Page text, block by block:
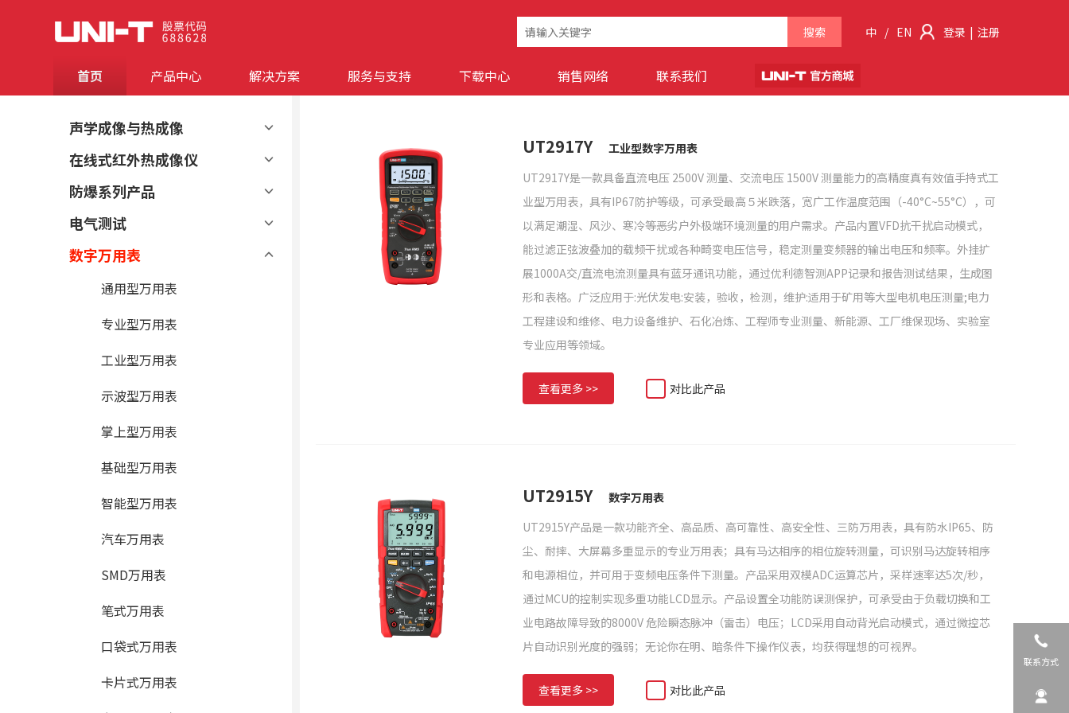
搜索 中 / EN 登录 | 注册
首页 产品中心 解决方案 服务与支持 下载中心 销售网络 联系我们
声学成像与热成像
在线式红外热成像仪
防爆系列产品
电气测试
数字万用表
通用型万用表
专业型万用表
工业型万用表
示波型万用表
掌上型万用表
基础型万用表
智能型万用表
汽车万用表
SMD万用表
笔式万用表
口袋式万用表
卡片式万用表
UT2917Y
工业型数字万用表
UT2917Y是一款具备直流电压 2500V 测量、交流电压 1500V 测量能力的高精度真有效值手持式工
业型万用表，具有IP67防护等级，可承受最高５米跌落，宽广工作温度范围（-40°C~55°C），可
以满足潮湿、风沙、寒冷等恶劣户外极端环境测量的用户需求。产品内置VFD抗干扰启动模式，
能过滤正弦波叠加的载频干扰或各种畸变电压信号，稳定测量变频器的输出电压和频率。外挂扩
展1000A交/直流电流测量具有蓝牙通讯功能，通过优利德智测APP记录和报告测试结果，生成图
形和表格。广泛应用于:光伏发电:安装，验收，检测，维护:适用于矿用等大型电机电压测量;电力
工程建设和维修、电力设备维护、石化冶炼、工程师专业测量、新能源、工厂维保现场、实验室
专业应用等领域。
查看更多 >> 对比此产品
UT2915Y
数字万用表
UT2915Y产品是一款功能齐全、高品质、高可靠性、高安全性、三防万用表，具有防水IP65、防
尘、耐摔、大屏幕多重显示的专业万用表；具有马达相序的相位旋转测量，可识别马达旋转相序
和电源相位，并可用于变频电压条件下测量。产品采用双模ADC运算芯片，采样速率达5次/秒，
通过MCU的控制实现多重功能LCD显示。产品设置全功能防误测保护，可承受由于负载切换和工
业电路故障导致的8000V 危险瞬态脉冲（雷击）电压；LCD采用自动背光启动模式，通过微控芯
片自动识别光度的强弱；无论你在明、暗条件下操作仪表，均获得理想的可视界。
查看更多 >> 对比此产品
联系方式